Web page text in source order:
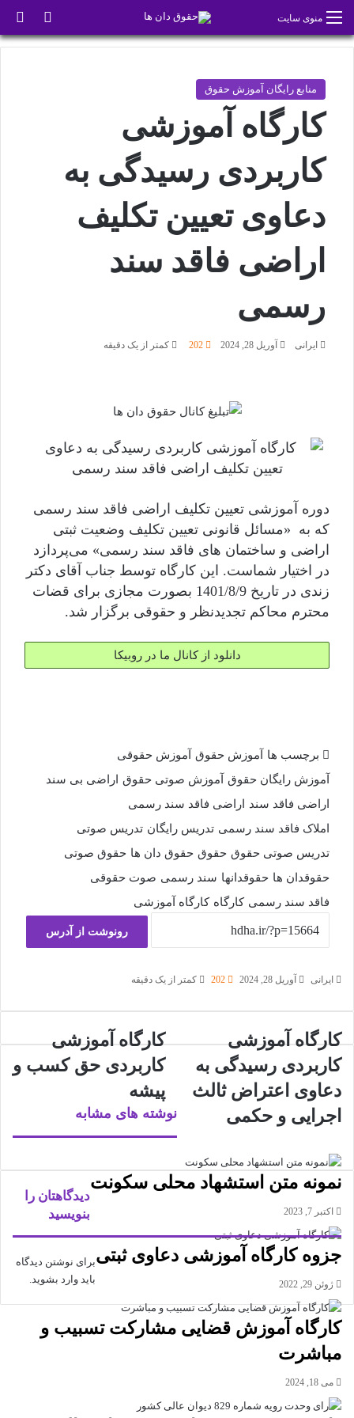
تغییر منوی سایت
منابع رایگان آموزش حقوق
کارگاه آموزشی
کاربردی رسیدگی به
دعاوی تعیین تکلیف
اراضی فاقد سند
رسمی
ایرانی آوریل 28, 2024 202 کمتر از یک دقیقه
دوره آموزشی تعیین تکلیف اراضی فاقد سند رسمی
که به «مسائل قانونی تعیین تکلیف وضعیت ثبتی
اراضی و ساختمان های فاقد سند رسمی» می‌پردازد
در اختیار شماست. این کارگاه توسط جناب آقای دکتر
زندی در تاریخ 1401/8/9 بصورت مجازی برای قضات
محترم محاکم تجدیدنظر و حقوقی برگزار شد.
دانلود از کانال ما در روبیکا
برچسب ها آموزش حقوق آموزش حقوقی
آموزش رایگان حقوق آموزش صوتی حقوق اراضی بی سند
اراضی فاقد سند اراضی فاقد سند رسمی
املاک فاقد سند رسمی تدریس رایگان تدریس صوتی
تدریس صوتی حقوق حقوق حقوق دان ها حقوق صوتی
حقوقدان ها حقوقدانها سند رسمی صوت حقوقی
فاقد سند رسمی کارگاه کارگاه آموزشی
رونوشت از آدرس
ایرانی آوریل 28, 2024 202 کمتر از یک دقیقه
کارگاه آموزشی
کاربردی رسیدگی به
دعاوی اعتراض ثالث
اجرایی و حکمی
کارگاه آموزشی
کاربردی حق کسب و
پیشه
نوشته های مشابه
نمونه متن استشهاد محلی سکونت
اکتبر 7, 2023
جزوه کارگاه آموزشی دعاوی ثبتی
ژوئن 29, 2022
کارگاه آموزش قضایی مشارکت تسبیب و
مباشرت
می 18, 2024
دیدگاهتان را
بنویسید
برای نوشتن دیدگاه
باید وارد بشوید